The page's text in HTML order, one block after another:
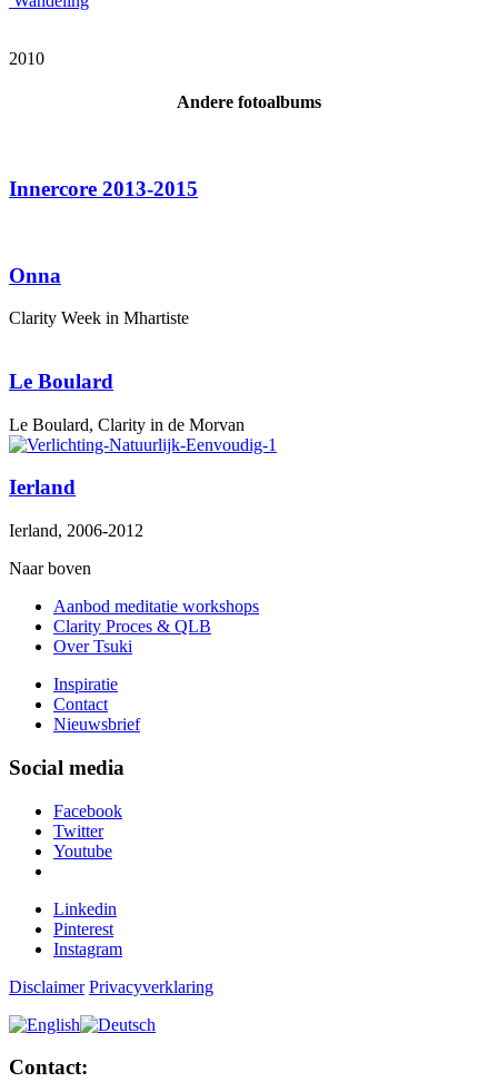
2010
Andere fotoalbums
Innercore 2013-2015
Onna
Clarity Week in Mhartiste
Le Boulard
Le Boulard, Clarity in de Morvan
Ierland
Ierland, 2006-2012
Naar boven
Aanbod meditatie workshops
Clarity Proces & QLB
Over Tsuki
Inspiratie
Contact
Nieuwsbrief
Social media
Facebook
Twitter
Youtube
Linkedin
Pinterest
Instagram
Disclaimer Privacyverklaring
Contact: